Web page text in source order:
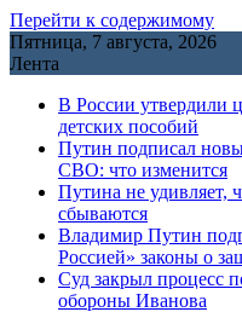
Перейти к содержимому
Пятница, 7 августа, 2026
Лента
В России утвердили
детских пособий
Путин подписал
СВО: что изменится
Путина не удивляет,
сбываются
Владимир Путин
Россией» законы о
Cуд закрыл процесс
обороны Иванова